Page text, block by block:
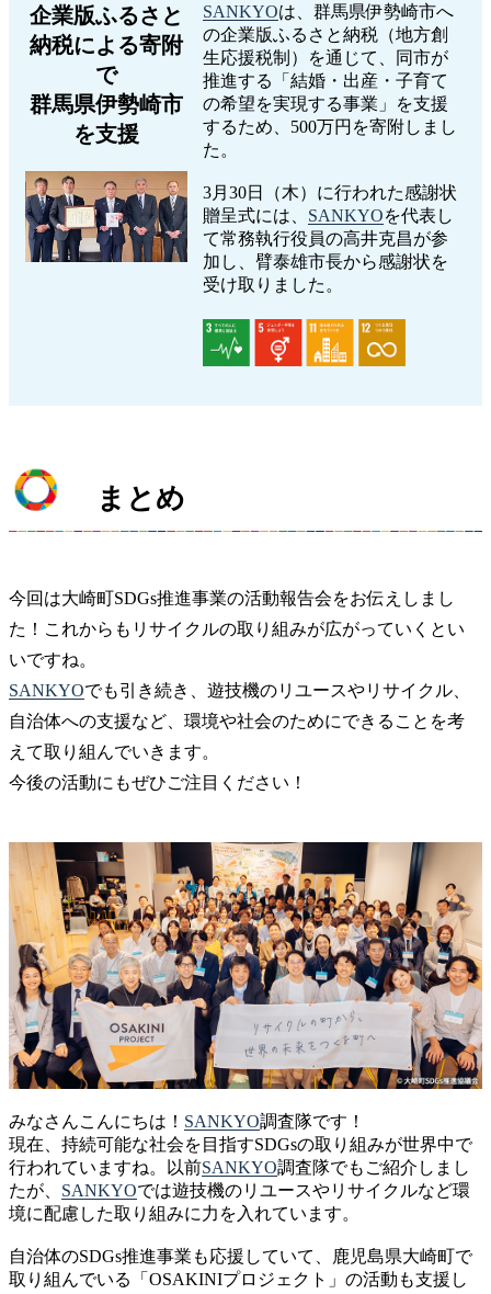
企業版ふるさと
納税による寄附
で
群馬県伊勢崎市
を支援
SANKYOは、群馬県伊勢崎市へ
の企業版ふるさと納税（地方創
生応援税制）を通じて、同市が
推進する「結婚・出産・子育て
の希望を実現する事業」を支援
するため、500万円を寄附しまし
た。
3月30日（木）に行われた感謝状
贈呈式には、 SANKYOを代表し
て常務執行役員の高井克昌が参
加し、臂泰雄市長から感謝状を
受け取りました。
まとめ
今回は大崎町SDGs推進事業の活動報告会をお伝えしまし
た！これからもリサイクルの取り組みが広がっていくとい
いですね。
SANKYOでも引き続き、遊技機のリユースやリサイクル、
自治体への支援など、環境や社会のためにできることを考
えて取り組んでいきます。
今後の活動にもぜひご注目ください！
みなさんこんにちは！ SANKYO調査隊です！
現在、持続可能な社会を目指すSDGsの取り組みが世界中で
行われていますね。以前SANKYO調査隊でもご紹介しまし
たが、 SANKYOでは遊技機のリユースやリサイクルなど環
境に配慮した取り組みに力を入れています。
自治体のSDGs推進事業も応援していて、鹿児島県大崎町で
取り組んでいる「OSAKINIプロジェクト」の活動も支援し